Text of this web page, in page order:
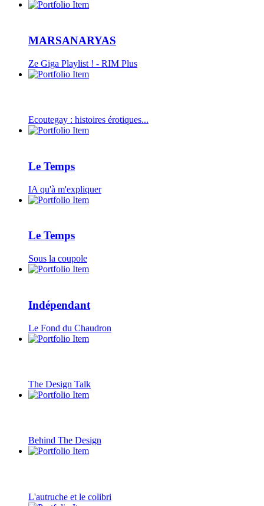
MARSANARYAS
Ze Giga Playlist ! - RIM Plus
Ecoutegay : histoires érotiques...
Le Temps
IA qu'à m'expliquer
Le Temps
Sous la coupole
Indépendant
Le Fond du Chaudron
The Design Talk
Behind The Design
L'autruche et le colibri